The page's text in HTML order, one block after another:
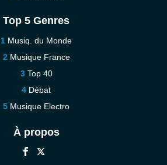
Top 5 Genres
Musiq. du Monde
Musique France
Top 40
Débat
Musique Electro
À propos